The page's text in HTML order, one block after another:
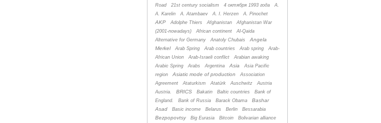
Road
21st century socialism 4 октября 1993 года
A.
A. Karelin
A. Atambaev A. I. Herzen A. Pinochet
AKP Adolphe Thiers Afghanistan
Afghanistan War
(2001-nowadays)
African continent
Al-Qaida
Alternative for Germany
Anatoly Chubais
Angela
Merkel
Arab Spring Arab countries Arab spring
Arab-
African Union
Arab-Israeli conflict
Arabian awaking
Arabic Spring
Arabs Argentina Asia
Asia Pacific
region
Asiatic mode of production
Association
Agreement
Ataturkism Atatürk Auschwitz
Austria
Austria.
BRICS Bakatin Baltic countries
Bank of
England.
Bank of Russia Barack Obama
Bashar
Asad
Basic income Belarus Berlin Bessarabia
Bezpopovtsy Big Eurasia Bitcoin
Bolivarian alliance